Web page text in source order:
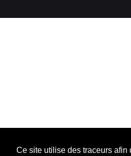
Ce site utilise des traceurs afin